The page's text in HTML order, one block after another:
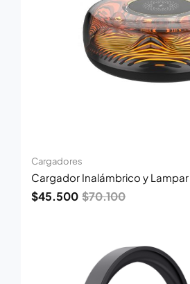
Cargadores
Cargador Inalámbrico y Lampar
$70.100
$45.500